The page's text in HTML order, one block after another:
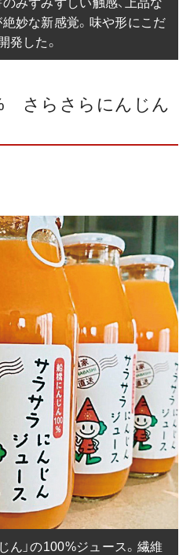
みずみずしい触感、上品な
妙な新感覚。味や形にこだ
発した。
さらさらにんじん
ん」の100%ジュース。繊維